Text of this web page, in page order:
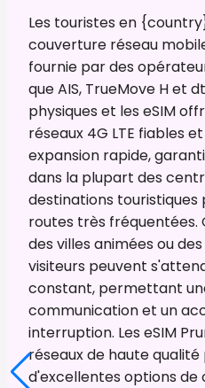
Les touristes en
couverture réseau
fournie par des
que AIS, TrueMove H et
physiques et les eSIM
réseaux 4G LTE fiables
expansion rapide,
dans la plupart des
destinations touristiques
routes très fréquentées.
des villes animées ou
visiteurs peuvent
constant, permettant
communication et un
interruption. Les eSIM
réseaux de haute
d'excellentes options de